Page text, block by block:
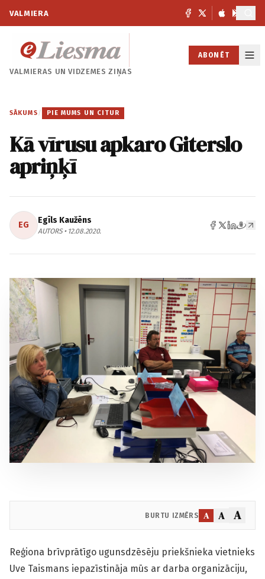
VALMIERA
VALMIERAS UNVIDZEMES ZIŅAS
ABONĒT
SĀKUMS / PIE MUMS UN CITUR
Kā vīrusu apkaro Giterslo
apriņķī
EG Egīls Kaužēns
AUTORS • 12.08.2020.
BURTU IZMĒRS A A A
Reģiona brīvprātīgo ugunsdzēsēju priekšnieka vietnieks
Uve Taismans iepazīstināja mūs ar darba organizāciju,